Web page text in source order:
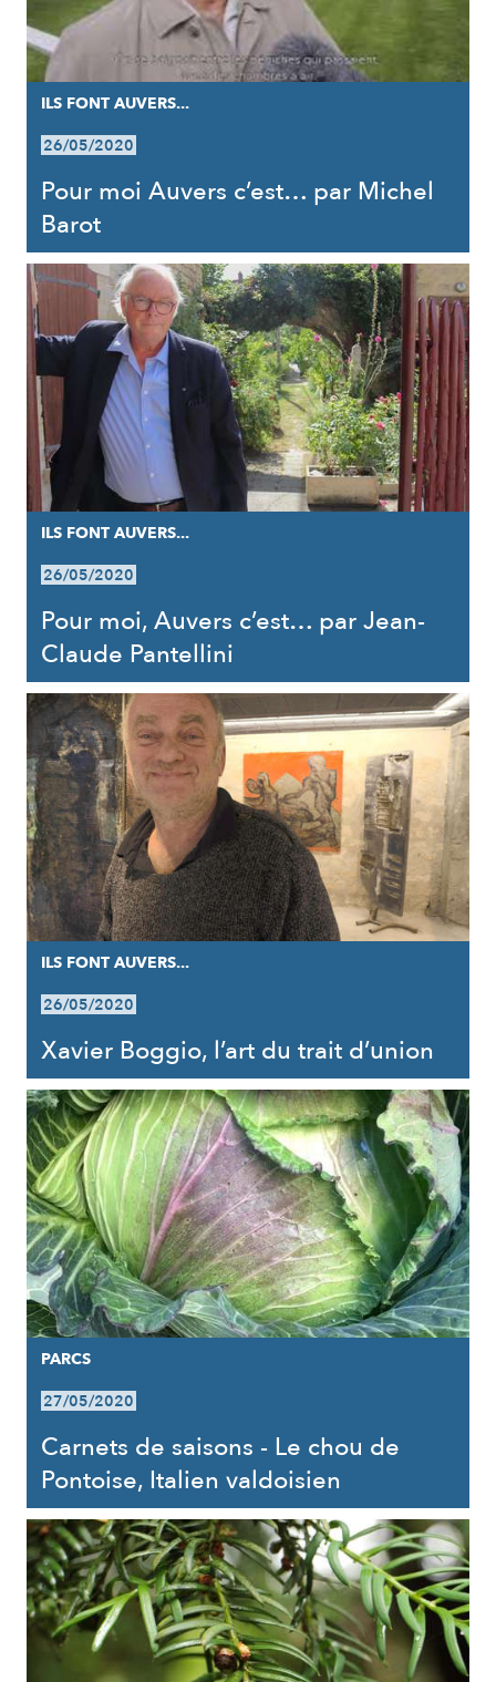
ILS FONT AUVERS...
26/05/2020
Pour moi Auvers c’est… par Michel
Barot
ILS FONT AUVERS...
26/05/2020
Pour moi, Auvers c’est… par Jean-
Claude Pantellini
ILS FONT AUVERS...
26/05/2020
Xavier Boggio, l’art du trait d’union
PARCS
27/05/2020
Carnets de saisons - Le chou de
Pontoise, Italien valdoisien